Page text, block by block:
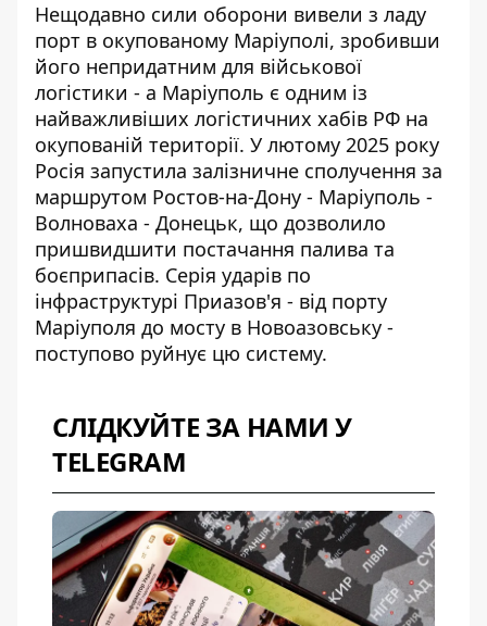
Нещодавно сили оборони вивели з ладу
порт в окупованому Маріуполі, зробивши
його непридатним для військової
логістики - а Маріуполь є одним із
найважливіших логістичних хабів РФ на
окупованій території. У лютому 2025 року
Росія запустила залізничне сполучення за
маршрутом Ростов-на-Дону - Маріуполь -
Волноваха - Донецьк, що дозволило
пришвидшити постачання палива та
боєприпасів. Серія ударів по
інфраструктурі Приазов'я - від порту
Маріуполя до мосту в Новоазовську -
поступово руйнує цю систему.
СЛІДКУЙТЕ ЗА НАМИ У
TELEGRAM